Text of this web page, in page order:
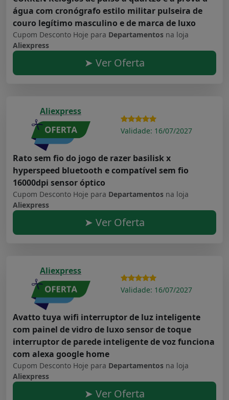
água com cronógrafo estilo militar pulseira de
couro legítimo masculino e de marca de luxo
Cupom Desconto Hoje para Departamentos na loja
Aliexpress
➤ Ver Oferta
Aliexpress
Validade: 16/07/2027
Rato sem fio do jogo de razer basilisk x
hyperspeed bluetooth e compatível sem fio
16000dpi sensor óptico
Cupom Desconto Hoje para Departamentos na loja
Aliexpress
➤ Ver Oferta
Aliexpress
Validade: 16/07/2027
Avatto tuya wifi interruptor de luz inteligente
com painel de vidro de luxo sensor de toque
interruptor de parede inteligente de voz funciona
com alexa google home
Cupom Desconto Hoje para Departamentos na loja
Aliexpress
➤ Ver Oferta